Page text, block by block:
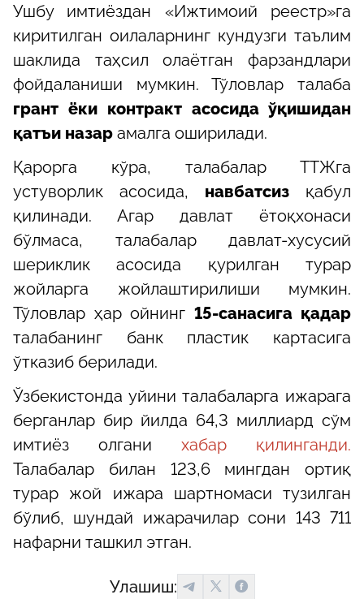
Ушбу имтиёздан «Ижтимоий реестр»га
киритилган оилаларнинг кундузги таълим
шаклида таҳсил олаётган фарзандлари
фойдаланиши мумкин. Тўловлар талаба
грант ёки контракт асосида ўқишидан
қатъи назар амалга оширилади.
Қарорга кўра, талабалар ТТЖга
устуворлик асосида, навбатсиз қабул
қилинади. Агар давлат ётоқхонаси
бўлмаса, талабалар давлат-хусусий
шериклик асосида қурилган турар
жойларга жойлаштирилиши мумкин.
Тўловлар ҳар ойнинг 15-санасига қадар
талабанинг банк пластик картасига
ўтказиб берилади.
Ўзбекистонда уйини талабаларга ижарага
берганлар бир йилда 64,3 миллиард сўм
имтиёз олгани хабар қилинганди.
Талабалар билан 123,6 мингдан ортиқ
турар жой ижара шартномаси тузилган
бўлиб, шундай ижарачилар сони 143 711
нафарни ташкил этган.
Улашиш: